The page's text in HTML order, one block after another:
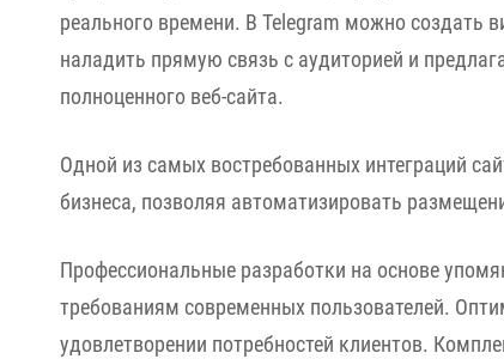
реального времени. В Telegram можно создать
наладить прямую связь с аудиторией и
полноценного веб-сайта.
Одной из самых востребованных интеграций
бизнеса, позволяя автоматизировать
Профессиональные разработки на основе
требованиям современных пользователей.
удовлетворении потребностей клиентов.